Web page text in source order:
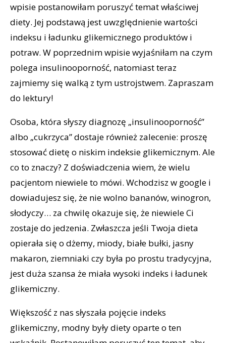
wpisie postanowiłam poruszyć temat właściwej
diety. Jej podstawą jest uwzględnienie wartości
indeksu i ładunku glikemicznego produktów i
potraw. W poprzednim wpisie wyjaśniłam na czym
polega insulinooporność, natomiast teraz
zajmiemy się walką z tym ustrojstwem. Zapraszam
do lektury!
Osoba, która słyszy diagnozę „insulinooporność”
albo „cukrzyca” dostaje również zalecenie: proszę
stosować dietę o niskim indeksie glikemicznym. Ale
co to znaczy? Z doświadczenia wiem, że wielu
pacjentom niewiele to mówi. Wchodzisz w google i
dowiadujesz się, że nie wolno bananów, winogron,
słodyczy… za chwilę okazuje się, że niewiele Ci
zostaje do jedzenia. Zwłaszcza jeśli Twoja dieta
opierała się o dżemy, miody, białe bułki, jasny
makaron, ziemniaki czy była po prostu tradycyjna,
jest duża szansa że miała wysoki indeks i ładunek
glikemiczny.
Większość z nas słyszała pojęcie indeks
glikemiczny, modny były diety oparte o ten